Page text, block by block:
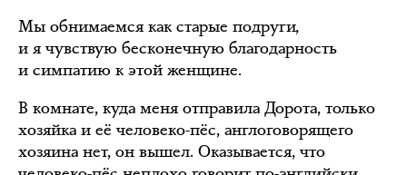
Мы обнимаемся как старые подруги,
и я чувствую бесконечную благодарность
и симпатию к этой женщине.
В комнате, куда меня отправила Дорота, только
хозяйка и её человеко-пёс, англоговорящего
хозяина нет, он вышел. Оказывается, что